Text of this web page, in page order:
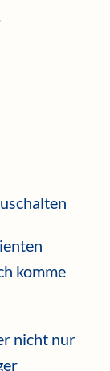
komme
nicht nur